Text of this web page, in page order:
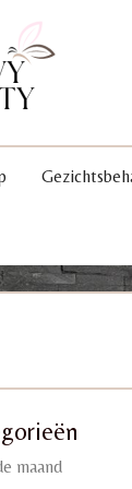
maand